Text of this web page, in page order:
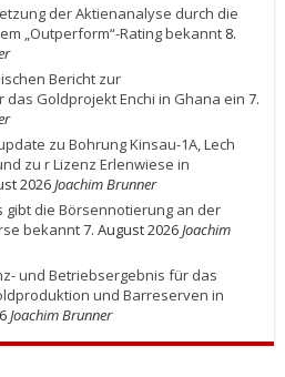
der Aktienanalyse durch die
„Outperform“-Rating bekannt 8.
Bericht zur
Goldprojekt Enchi in Ghana ein 7.
zu Bohrung Kinsau-1A, Lech
zu r Lizenz Erlenwiese in
2026 Joachim Brunner
gibt die Börsennotierung an der
bekannt7. August 2026 Joachim
und Betriebsergebnis für das
und Barreserven in
Joachim Brunner